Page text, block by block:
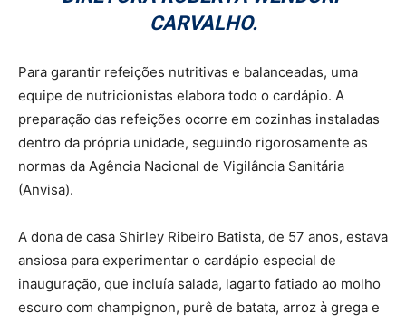
CARVALHO.
Para garantir refeições nutritivas e balanceadas, uma
equipe de nutricionistas elabora todo o cardápio. A
preparação das refeições ocorre em cozinhas instaladas
dentro da própria unidade, seguindo rigorosamente as
normas da Agência Nacional de Vigilância Sanitária
(Anvisa).
A dona de casa Shirley Ribeiro Batista, de 57 anos, estava
ansiosa para experimentar o cardápio especial de
inauguração, que incluía salada, lagarto fatiado ao molho
escuro com champignon, purê de batata, arroz à grega e